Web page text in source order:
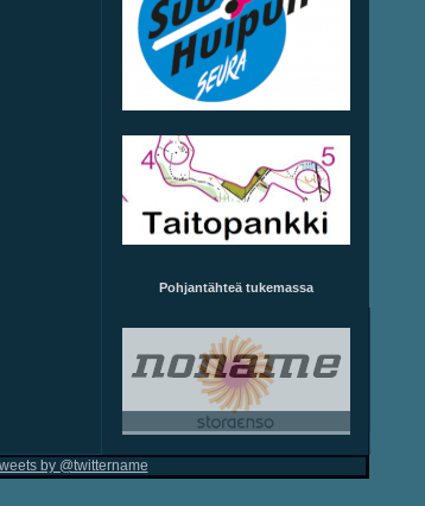
Pohjantähteä tukemassa
by @twittername